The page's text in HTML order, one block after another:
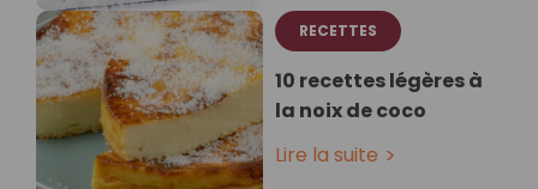
RECETTES
10 recettes légères à
la noix de coco
Lire la suite